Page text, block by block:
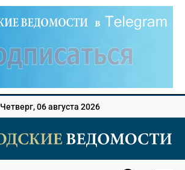
Четверг, 06 августа 2026